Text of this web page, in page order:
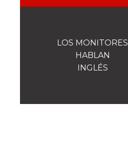
LOS MONITORES
HABLAN
INGLÉS